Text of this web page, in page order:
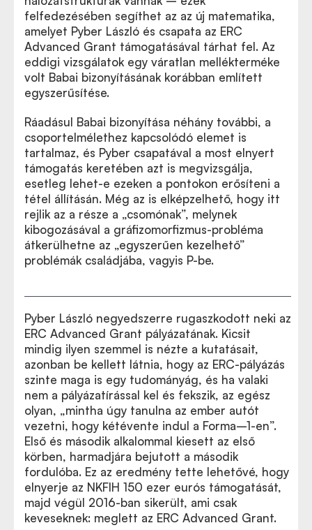
felfedezésében segíthet az az új matematika,
amelyet Pyber László és csapata az ERC
Advanced Grant támogatásával tárhat fel. Az
eddigi vizsgálatok egy váratlan mellékterméke
volt Babai bizonyításának korábban említett
egyszerűsítése.
Ráadásul Babai bizonyítása néhány további, a
csoportelmélethez kapcsolódó elemet is
tartalmaz, és Pyber csapatával a most elnyert
támogatás keretében azt is megvizsgálja,
esetleg lehet-e ezeken a pontokon erősíteni a
tétel állításán. Még az is elképzelhető, hogy itt
rejlik az a része a „csomónak”, melynek
kibogozásával a gráfizomorfizmus-probléma
átkerülhetne az „egyszerűen kezelhető”
problémák családjába, vagyis P-be.
Pyber László negyedszerre rugaszkodott neki az
ERC Advanced Grant pályázatának. Kicsit
mindig ilyen szemmel is nézte a kutatásait,
azonban be kellett látnia, hogy az ERC-pályázás
szinte maga is egy tudományág, és ha valaki
nem a pályázatírással kel és fekszik, az egész
olyan, „mintha úgy tanulna az ember autót
vezetni, hogy kétévente indul a Forma–1-en”.
Első és második alkalommal kiesett az első
körben, harmadjára bejutott a második
fordulóba. Ez az eredmény tette lehetővé, hogy
elnyerje az NKFIH 150 ezer eurós támogatását,
majd végül 2016-ban sikerült, ami csak
keveseknek: meglett az ERC Advanced Grant.